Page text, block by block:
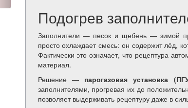
Подогрев
Заполнители — песок и щебень — зимой
просто охлаждает смесь: он содержит лёд,
Фактически это означает, что рецептура
материал.
Решение — парогазовая установка
заполнителями, прогревая их до
позволяет выдерживать рецептуру даже в